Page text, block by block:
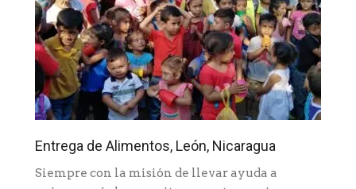
Entrega de Alimentos, León, Nicaragua
Siempre con la misión de llevar ayuda a